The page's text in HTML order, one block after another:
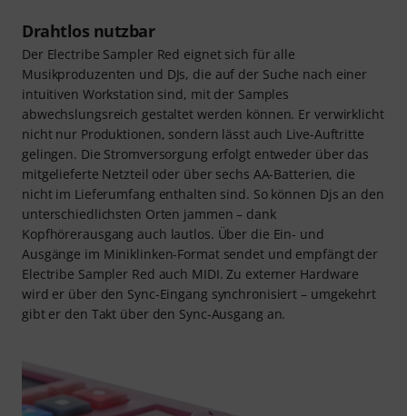
Drahtlos nutzbar
Der Electribe Sampler Red eignet sich für alle
Musikproduzenten und DJs, die auf der Suche nach einer
intuitiven Workstation sind, mit der Samples
abwechslungsreich gestaltet werden können. Er verwirklicht
nicht nur Produktionen, sondern lässt auch Live-Auftritte
gelingen. Die Stromversorgung erfolgt entweder über das
mitgelieferte Netzteil oder über sechs AA-Batterien, die
nicht im Lieferumfang enthalten sind. So können Djs an den
unterschiedlichsten Orten jammen – dank
Kopfhörerausgang auch lautlos. Über die Ein- und
Ausgänge im Miniklinken-Format sendet und empfängt der
Electribe Sampler Red auch MIDI. Zu externer Hardware
wird er über den Sync-Eingang synchronisiert – umgekehrt
gibt er den Takt über den Sync-Ausgang an.